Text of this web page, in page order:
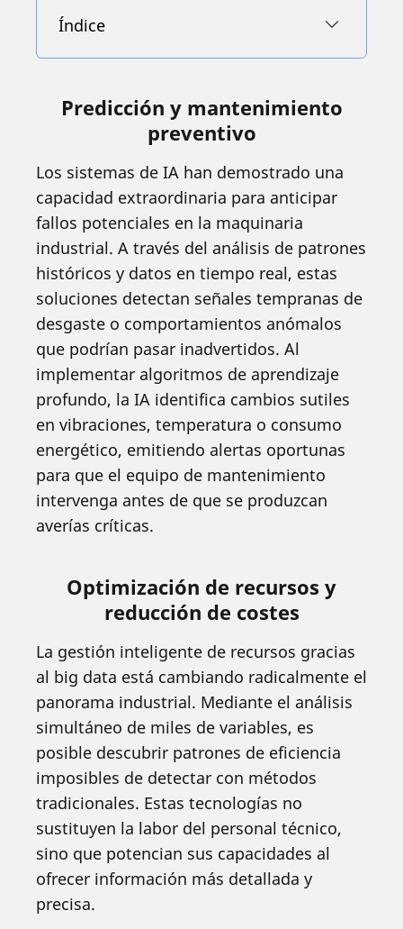
Índice
Predicción y mantenimiento
preventivo
Los sistemas de IA han demostrado una
capacidad extraordinaria para anticipar
fallos potenciales en la maquinaria
industrial. A través del análisis de patrones
históricos y datos en tiempo real, estas
soluciones detectan señales tempranas de
desgaste o comportamientos anómalos
que podrían pasar inadvertidos. Al
implementar algoritmos de aprendizaje
profundo, la IA identifica cambios sutiles
en vibraciones, temperatura o consumo
energético, emitiendo alertas oportunas
para que el equipo de mantenimiento
intervenga antes de que se produzcan
averías críticas.
Optimización de recursos y
reducción de costes
La gestión inteligente de recursos gracias
al big data está cambiando radicalmente el
panorama industrial. Mediante el análisis
simultáneo de miles de variables, es
posible descubrir patrones de eficiencia
imposibles de detectar con métodos
tradicionales. Estas tecnologías no
sustituyen la labor del personal técnico,
sino que potencian sus capacidades al
ofrecer información más detallada y
precisa.